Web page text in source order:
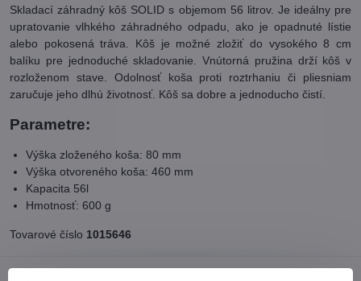
Skladací záhradný kôš SOLID s objemom 56 litrov. Je ideálny pre
upratovanie vlhkého záhradného odpadu, ako je opadnuté lístie
alebo pokosená tráva. Kôš je možné zložiť do vysokého 8 cm
balíku pre jednoduché skladovanie. Vnútorná pružina drží kôš v
rozloženom stave. Odolnosť koša proti roztrhaniu či pliesniam
zaručuje jeho dlhú životnosť. Kôš sa dobre a jednoducho čistí.
Parametre:
Výška zloženého koša: 80 mm
Výška otvoreného koša: 460 mm
Kapacita 56l
Hmotnosť: 600 g
Tovarové číslo 1015646